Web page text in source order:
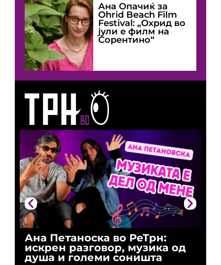
Ана Петаноска во РеТрн:
искрен разговор, музика од
душа и големи соништа
Ана Опачиќ за
Оhrid Beach Film
Festival: „Охрид во
јули е филм на
Сорентино“